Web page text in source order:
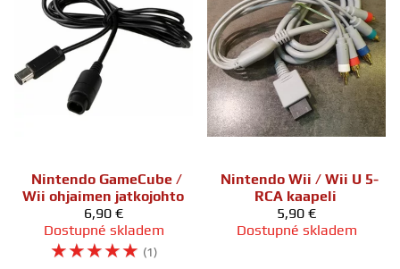
Nintendo GameCube /
Wii ohjaimen jatkojohto
6,90 €
Dostupné skladem
☆☆☆☆☆ (1)
Nintendo Wii / Wii U 5-
RCA kaapeli
5,90 €
Dostupné skladem